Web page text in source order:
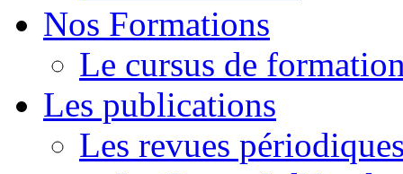
Nos Formations
Le cursus de
Les publications
Les revues